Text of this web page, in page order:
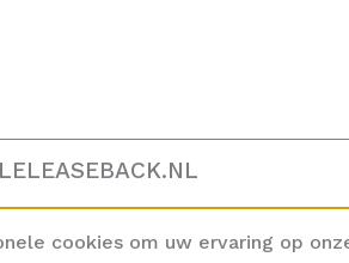
cookies om uw ervaring op